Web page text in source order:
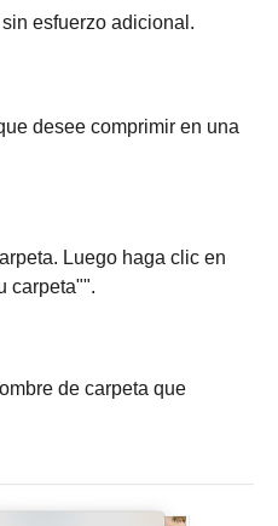
esfuerzo adicional.
desee comprimir en una
Luego haga clic en
carpeta"".
de carpeta que